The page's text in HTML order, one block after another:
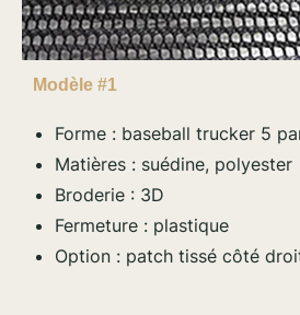
Modèle #1
Forme : baseball trucker 5
Matières : suédine, polyester
Broderie : 3D
Fermeture : plastique
Option : patch tissé côté